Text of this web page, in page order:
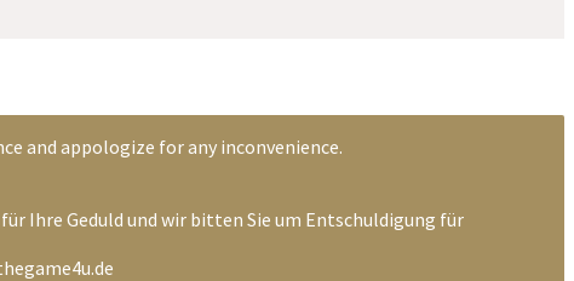
and appologize for any inconvenience.
Ihre Geduld und wir bitten Sie um Entschuldigung für